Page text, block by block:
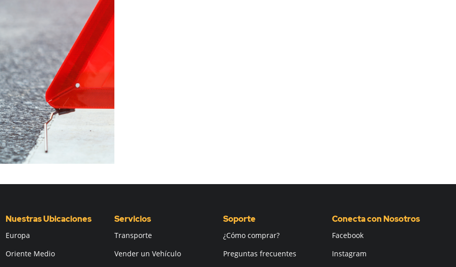
Nuestras Ubicaciones
Europa
Oriente Medio
Servicios
Transporte
Vender un Vehículo
Soporte
¿Cómo comprar?
Preguntas frecuentes
Conecta con Nosotros
Facebook
Instagram